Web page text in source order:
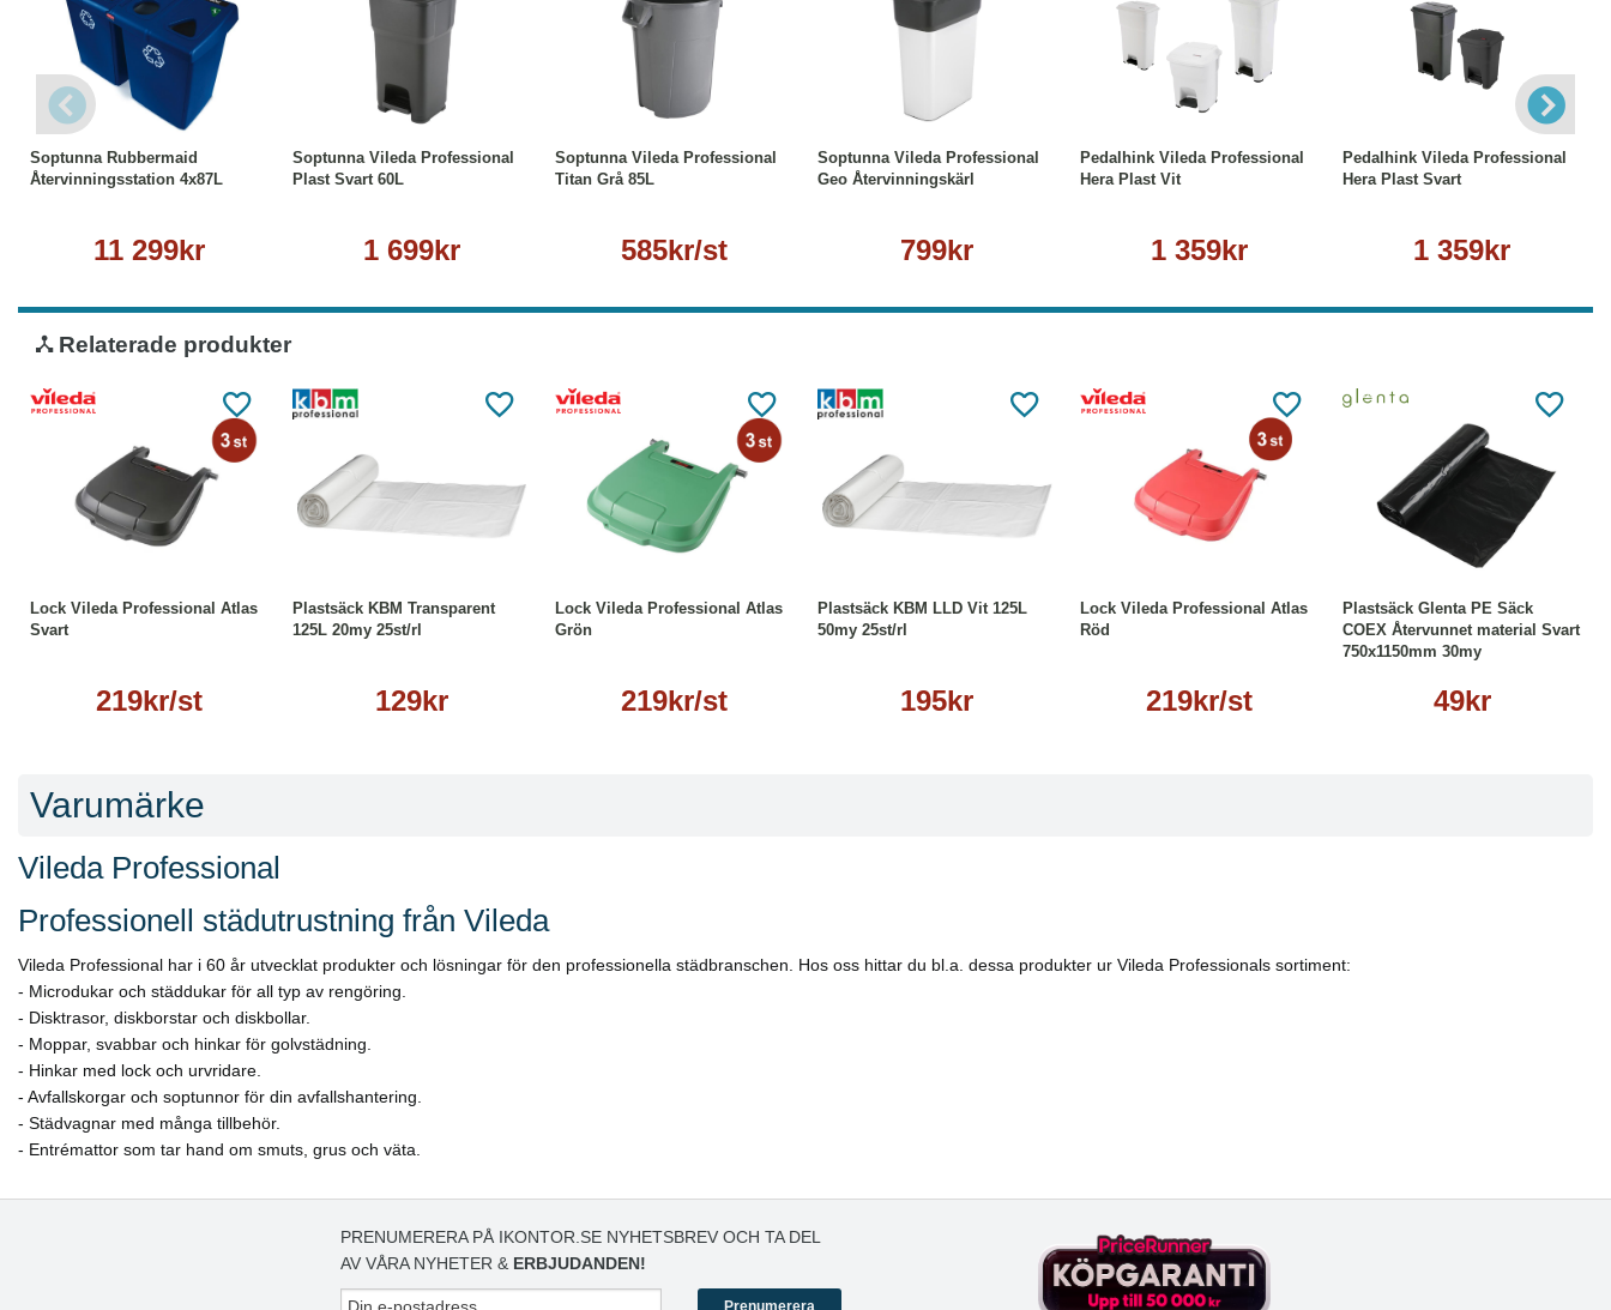
Soptunna Rubbermaid
Återvinningsstation 4x87L
11 299kr
Köp Läs mer
Soptunna Vileda Professional
Plast Svart 60L
1 699kr
Läs mer
Soptunna Vileda Professional
Titan Grå 85L
585kr/st
Soptunna Vileda Professional
Geo Återvinningskärl
799kr
Pedalhink Vileda Professional
Hera Plast Vit
1 359kr
Läs mer
Pedalhink Vileda Professional
Hera Plast Svart
1 359kr
Läs mer
Relaterade produkter
Lock Vileda Professional Atlas
Svart
219kr/st
Läs mer
Plastsäck KBM Transparent
125L 20my 25st/rl
129kr
Läs mer
Lock Vileda Professional Atlas
Grön
219kr/st
Läs mer
Plastsäck KBM LLD Vit 125L
50my 25st/rl
195kr
Läs mer
Lock Vileda Professional Atlas
Röd
219kr/st
Läs mer
Plastsäck Glenta PE Säck
COEX Återvunnet material Svart
750x1150mm 30my
49kr
Köp Läs mer
Varumärke
Vileda Professional
Professionell städutrustning från Vileda
Vileda Professional har i 60 år utvecklat produkter och lösningar för den professionella städbranschen. Hos oss hittar du bl.a. dessa produkter ur Vileda Professionals sortiment:
- Microdukar och städdukar för all typ av rengöring.
- Disktrasor, diskborstar och diskbollar.
- Moppar, svabbar och hinkar för golvstädning.
- Hinkar med lock och urvridare.
- Avfallskorgar och soptunnor för din avfallshantering.
- Städvagnar med många tillbehör.
- Entrémattor som tar hand om smuts, grus och väta.
PRENUMERERA PÅ IKONTOR.SE NYHETSBREV OCH TA DEL
AV VÅRA NYHETER & ERBJUDANDEN!
Prenumerera